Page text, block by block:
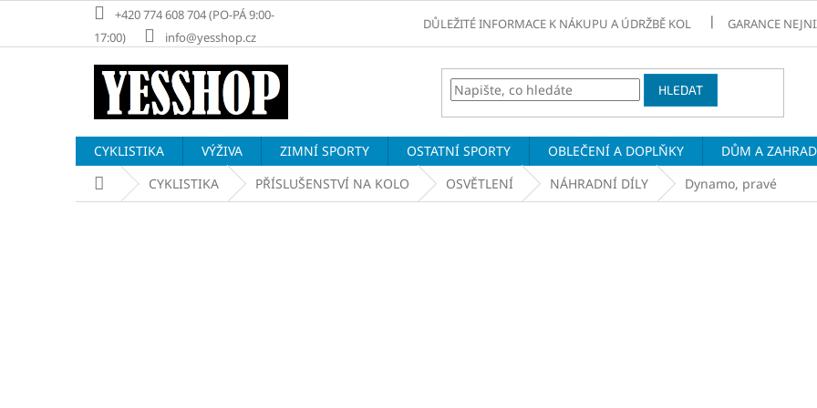
obsah
+420 774 608 704 (PO-PÁ 9:00-
17:00)
info@yesshop.cz
DŮLEŽITÉ INFORMACE K NÁKUPU A ÚDRŽBĚ KOL GARANCE
HLEDAT
CYKLISTIKA VÝŽIVA ZIMNÍ SPORTY OSTATNÍ SPORTY OBLEČENÍ A DOPLŇKY DŮM A
Domů CYKLISTIKA PŘÍSLUŠENSTVÍ NA KOLO OSVĚTLENÍ NÁHRADNÍ DÍLY Dynamo, pravé